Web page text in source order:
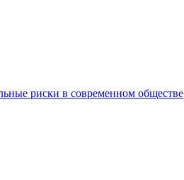
риски в современном обществе